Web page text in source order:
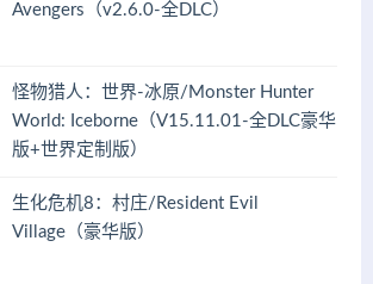
Avengers（v2.6.0-全DLC）
怪物猎人：世界-冰原/Monster Hunter
World: Iceborne（V15.11.01-全DLC豪华
版+世界定制版）
生化危机8：村庄/Resident Evil
Village（豪华版）